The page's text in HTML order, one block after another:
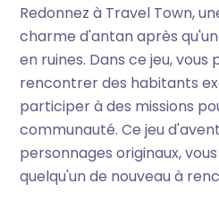
Redonnez à Travel Town,
charme d'antan après
en ruines. Dans ce jeu,
rencontrer des habitants
participer à des missions
communauté. Ce jeu
personnages originaux,
quelqu'un de nouveau à